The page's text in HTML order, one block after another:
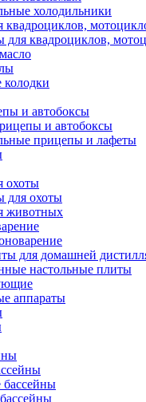
холодильники
квадроциклов,
для квадроциклов,
и автобоксы
и автобоксы
прицепы и лафеты
охоты
для охоты
животных
для домашней
настольные плиты
аппараты
бассейны